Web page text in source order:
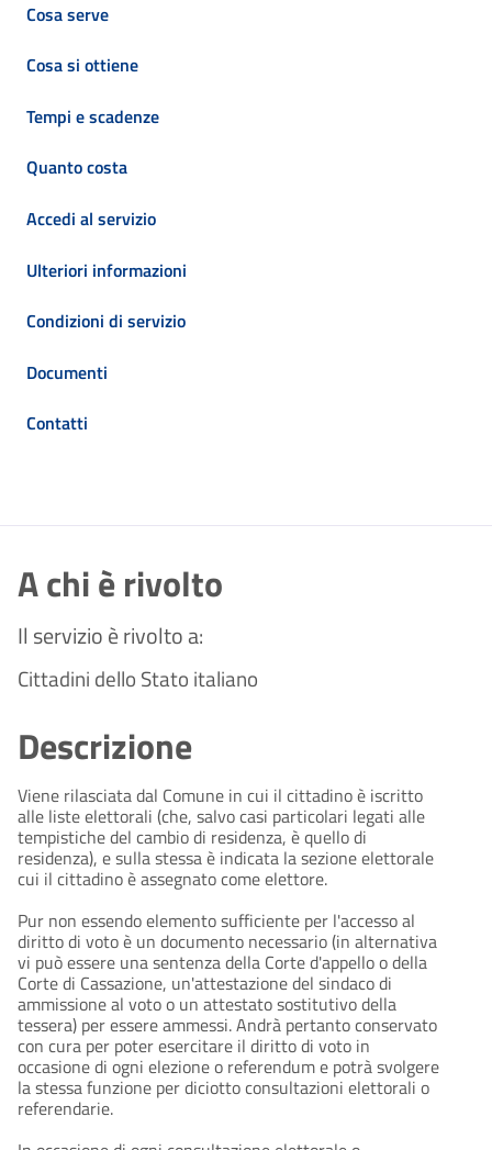
Cosa serve
Cosa si ottiene
Tempi e scadenze
Quanto costa
Accedi al servizio
Ulteriori informazioni
Condizioni di servizio
Documenti
Contatti
A chi è rivolto
Il servizio è rivolto a:
Cittadini dello Stato italiano
Descrizione
Viene rilasciata dal Comune in cui il cittadino è iscritto
alle liste elettorali (che, salvo casi particolari legati alle
tempistiche del cambio di residenza, è quello di
residenza), e sulla stessa è indicata la sezione elettorale
cui il cittadino è assegnato come elettore.
Pur non essendo elemento sufficiente per l'accesso al
diritto di voto è un documento necessario (in alternativa
vi può essere una sentenza della Corte d'appello o della
Corte di Cassazione, un'attestazione del sindaco di
ammissione al voto o un attestato sostitutivo della
tessera) per essere ammessi. Andrà pertanto conservato
con cura per poter esercitare il diritto di voto in
occasione di ogni elezione o referendum e potrà svolgere
la stessa funzione per diciotto consultazioni elettorali o
referendarie.